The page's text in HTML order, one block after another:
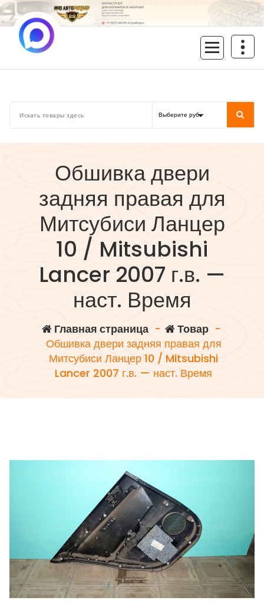
Перейти
к
содержимому
Обшивка двери
задняя правая для
Митсубиси Ланцер
10 / Mitsubishi
Lancer 2007 г.в. —
наст. Время
Главная страница- Товар-
Обшивка двери задняя правая для
Митсубиси Ланцер 10 / Mitsubishi
Lancer 2007 г.в. — наст. Время